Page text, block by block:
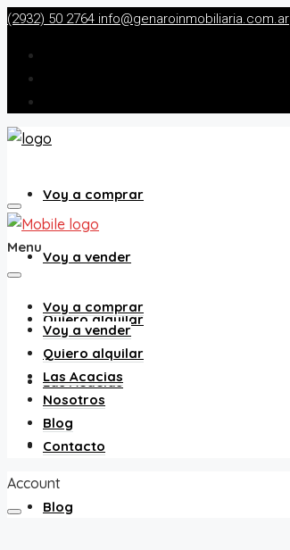
(2932) 50 2764 info@genaroinmobiliaria.com.ar
Voy a comprar
Voy a vender
Quiero alquilar
Las Acacias
Nosotros
Blog
Menu
Voy a comprar
Voy a vender
Quiero alquilar
Las Acacias
Nosotros
Blog
Contacto
Account